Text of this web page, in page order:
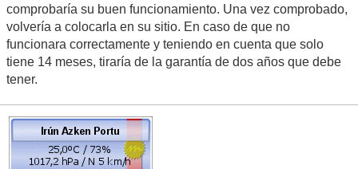
comprobaría su buen funcionamiento. Una vez comprobado,
volvería a colocarla en su sitio. En caso de que no
funcionara correctamente y teniendo en cuenta que solo
tiene 14 meses, tiraría de la garantía de dos años que debe
tener.